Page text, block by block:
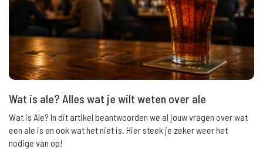
Wat is ale? Alles wat je wilt weten over ale
Wat is Ale? In dit artikel beantwoorden we al jouw vragen over wat
een ale is en ook wat het niet is. Hier steek je zeker weer het
nodige van op!